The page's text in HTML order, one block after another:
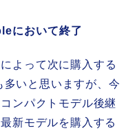
において終了
よって次に購入する
いと思いますが、今
ンパクトモデル後継
新モデルを購入する